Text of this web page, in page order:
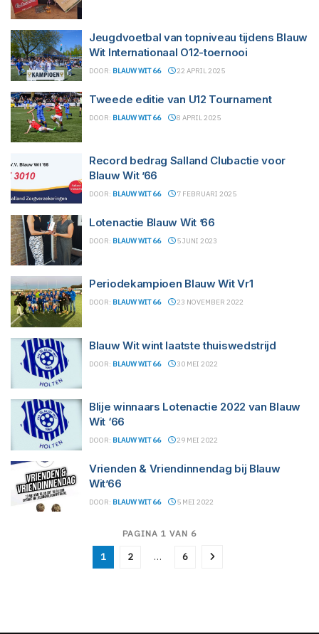
Jeugdvoetbal van topniveau tijdens Blauw
Wit Internationaal O12-toernooi
DOOR: BLAUW WIT 66 22 APRIL 2025
Tweede editie van U12 Tournament
DOOR: BLAUW WIT 66 8 APRIL 2025
Record bedrag Salland Clubactie voor
Blauw Wit ’66
DOOR: BLAUW WIT 66 7 FEBRUARI 2025
Lotenactie Blauw Wit ’66
DOOR: BLAUW WIT 66 5 JUNI 2023
Periodekampioen Blauw Wit Vr1
DOOR: BLAUW WIT 66 23 NOVEMBER 2022
Blauw Wit wint laatste thuiswedstrijd
DOOR: BLAUW WIT 66 30 MEI 2022
Blije winnaars Lotenactie 2022 van Blauw
Wit ‘66
DOOR: BLAUW WIT 66 29 MEI 2022
Vrienden & Vriendinnendag bij Blauw
Wit’66
DOOR: BLAUW WIT 66 5 MEI 2022
PAGINA 1 VAN 6
1 2 … 6